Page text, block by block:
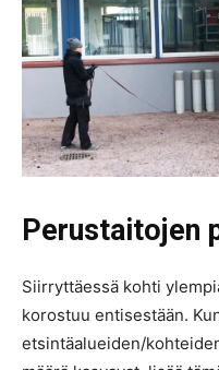
Perustaitojen
Siirryttäessä kohti
korostuu entisestään.
etsintäalueiden/